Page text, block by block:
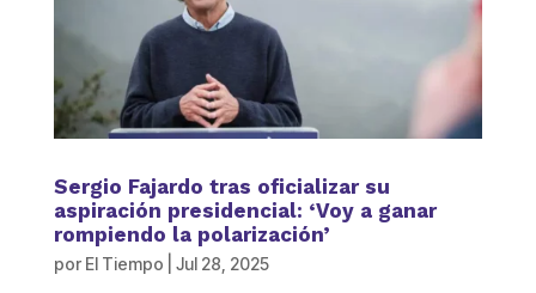
Sergio Fajardo tras oficializar su
aspiración presidencial: ‘Voy a ganar
rompiendo la polarización’
por El Tiempo Jul 28, 2025